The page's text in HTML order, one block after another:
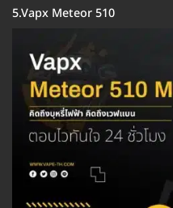
5.Vapx Meteor 510